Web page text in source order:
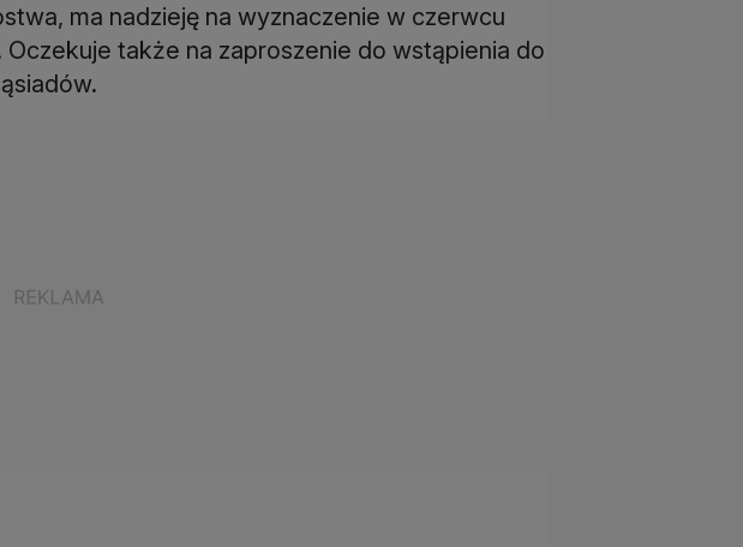
ma nadzieję na wyznaczenie w czerwcu
także na zaproszenie do wstąpienia do